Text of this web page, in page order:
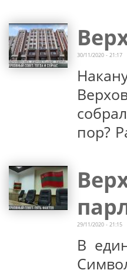
30/11/2020 - 21:17
пор?
29/11/2020 - 21:15
В